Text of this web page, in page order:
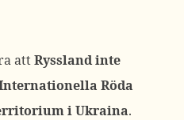
attRyssland inte
Röda
i Ukraina.